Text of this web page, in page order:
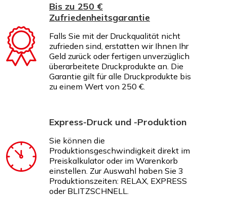
Bis zu 250 €
Zufriedenheitsgarantie
Falls Sie mit der Druckqualität nicht
zufrieden sind, erstatten wir Ihnen Ihr
Geld zurück oder fertigen unverzüglich
überarbeitete Druckprodukte an. Die
Garantie gilt für alle Druckprodukte bis
zu einem Wert von 250 €.
Express-Druck und -Produktion
Sie können die
Produktionsgeschwindigkeit direkt im
Preiskalkulator oder im Warenkorb
einstellen. Zur Auswahl haben Sie 3
Produktionszeiten: RELAX, EXPRESS
oder BLITZSCHNELL.